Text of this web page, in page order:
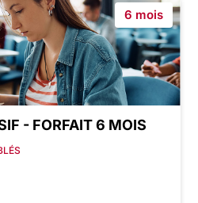
6 mois
- FORFAIT 6 MOIS